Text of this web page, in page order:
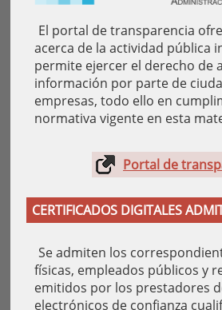
El portal de transparencia
acerca de la actividad pública
permite ejercer el derecho de
información por parte de
empresas, todo ello en
normativa vigente en esta
Portal de
CERTIFICADOS DIGITALES
Se admiten los
físicas, empleados públicos y
emitidos por los prestadores
electrónicos de confianza